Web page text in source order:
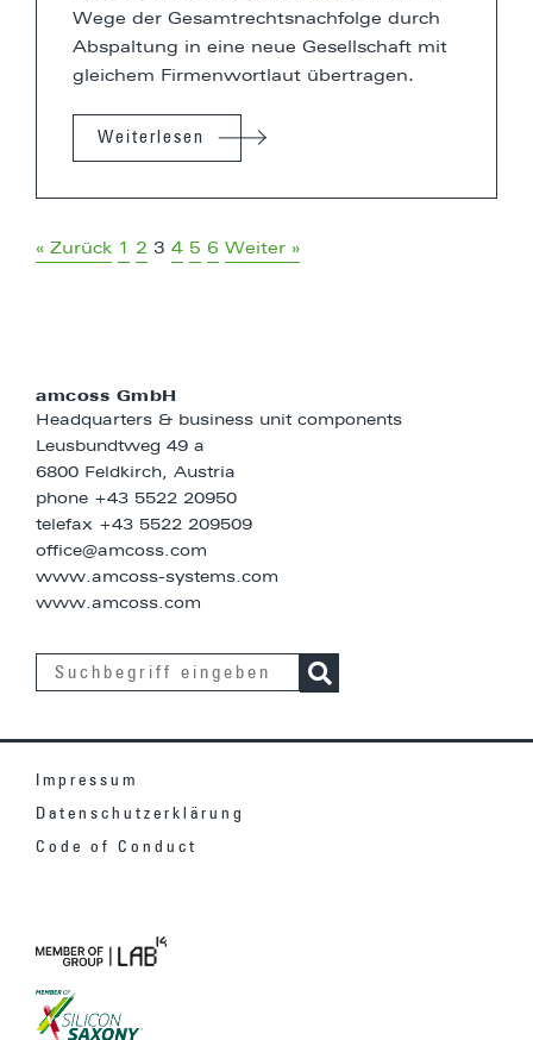
Wege der Gesamtrechtsnachfolge durch
Abspaltung in eine neue Gesellschaft mit
gleichem Firmenwortlaut übertragen.
Weiterlesen
« Zurück 1 2 3 4 5 6 Weiter »
amcoss GmbH
Headquarters & business unit components
Leusbundtweg 49 a
6800 Feldkirch, Austria
phone +43 5522 20950
telefax +43 5522 209509
office@amcoss.com
www.amcoss-systems.com
www.amcoss.com
Impressum
Datenschutzerklärung
Code of Conduct